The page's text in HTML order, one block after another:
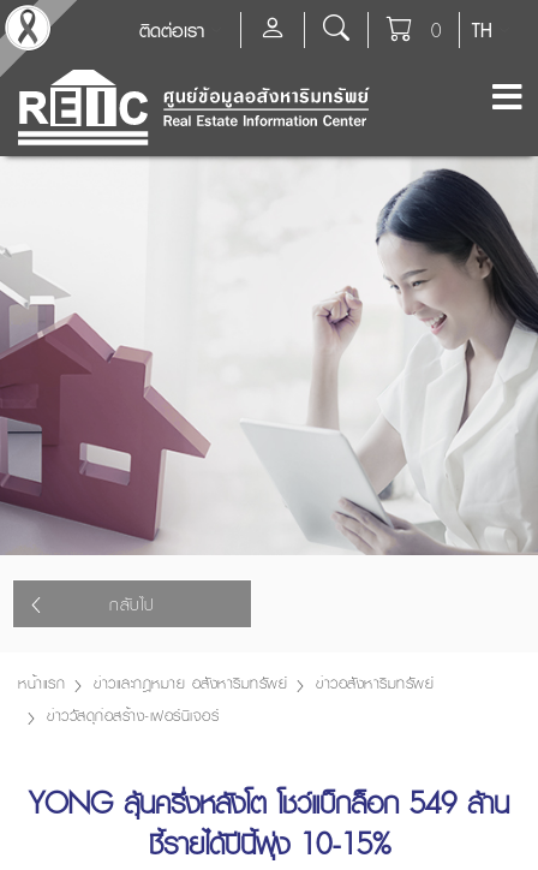
TH
0
ติดต่อเรา
กลับไป
หน้าแรก ข่าวและกฎหมาย อสังหาริมทรัพย์
ข่าวอสังหาริมทรัพย์
ข่าววัสดุก่อสร้าง-เฟอร์นิเจอร์
YONG ลุ้นครึ่งหลังโต โชว์แบ็กล็อก 549 ล้าน
ชี้รายได้ปีนี้พุ่ง 10-15%